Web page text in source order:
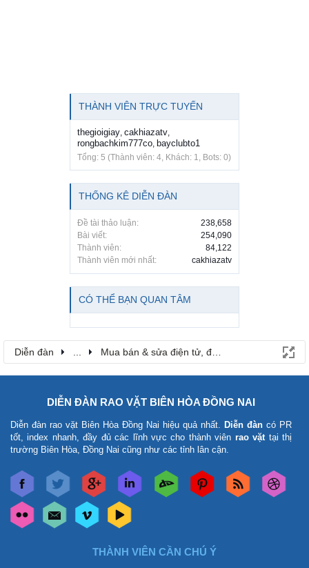
THÀNH VIÊN TRỰC TUYẾN
thegioigiay cakhiazatv
rongbachkim777co bayclubto1
Tổng: 5 (Thành viên: 4, Khách: 1, Bots: 0)
THỐNG KÊ DIỄN ĐÀN
Đề tài thảo luận:
238,658
Bài viết:
254,090
Thành viên:
84,122
Thành viên mới nhất:
cakhiazatv
CÓ THỂ BẠN QUAN TÂM
Diễn đàn Mua bán & sửa điện tử, điện lạnh
DIỄN ĐÀN RAO VẶT BIÊN HÒA ĐỒNG NAI
Diễn đàn rao vặt Biên Hòa Đồng Nai hiệu quả nhất. Diễn đàn có PR
tốt, index nhanh, đầy đủ các lĩnh vực cho thành viên rao vặt tại thị
trường Biên Hòa, Đồng Nai cũng như các tỉnh lân cận.
THÀNH VIÊN CẦN CHÚ Ý